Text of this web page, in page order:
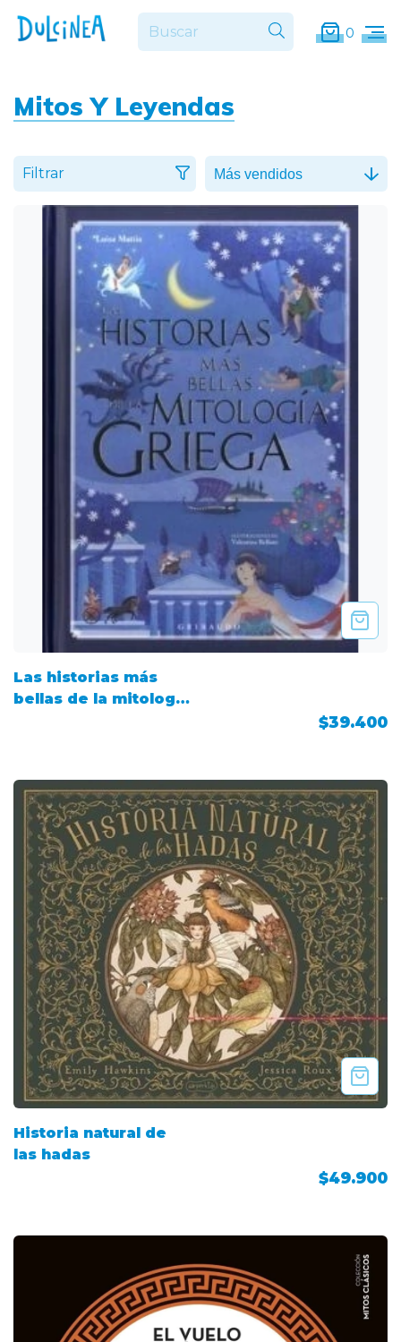
0
Mitos Y Leyendas
Filtrar
Las historias más
bellas de la mitología
$39.400
Historia natural de
las hadas
$49.900